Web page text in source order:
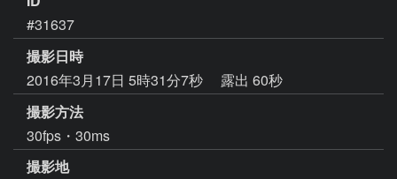
#31637
撮影日時
2016年3月17日 5時31分7秒
露出 60秒
撮影方法
30fps・30ms
撮影地